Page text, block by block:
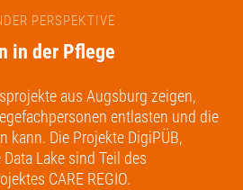
PERSPEKTIVE
in der Pflege
aus Augsburg zeigen,
entlasten und die
kann. Die Projekte DigiPÜB,
Lake sind Teil des
CARE REGIO.